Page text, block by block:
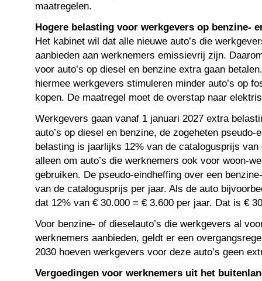
maatregelen.
Hogere belasting voor werkgevers op benzine-
Het kabinet wil dat alle nieuwe auto’s die
aanbieden aan werknemers emissievrij zijn.
voor auto’s op diesel en benzine extra gaan
hiermee werkgevers stimuleren minder auto’s op
kopen. De maatregel moet de overstap naar
Werkgevers gaan vanaf 1 januari 2027 extra
auto’s op diesel en benzine, de zogeheten pseudo-
belasting is jaarlijks 12% van de catalogusprijs van
alleen om auto’s die werknemers ook voor woon-
gebruiken. De pseudo-eindheffing over een
van de catalogusprijs per jaar. Als de auto
dat 12% van € 30.000 = € 3.600 per jaar. Dat is €
Voor benzine- of dieselauto’s die werkgevers al
werknemers aanbieden, geldt er een
2030 hoeven werkgevers voor deze auto’s geen
Vergoedingen voor werknemers uit het